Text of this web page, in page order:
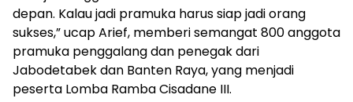
depan. Kalau jadi pramuka harus siap jadi orang
sukses,” ucap Arief, memberi semangat 800 anggota
pramuka penggalang dan penegak dari
Jabodetabek dan Banten Raya, yang menjadi
peserta Lomba Ramba Cisadane III.